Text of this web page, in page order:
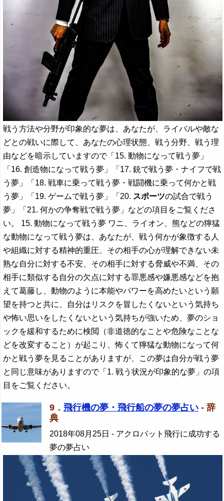
戦う方法や分野が印象的な夢は、あなたが、ライバルや敵な
どとの戦いに際して、あなたの心理状態、戦う分野、戦う理
由などを暗示していますので「15. 動物になって戦う夢」
「16. 創造物になって戦う夢」「17. 銃で戦う夢・ナイフで戦
う夢」「18. 戦車に乗って戦う夢・戦闘機に乗って何かと戦
う夢」「19. ゲームで戦う夢」「20. スポーツの試合で戦う
夢」「21. 何かの争奪戦で戦う夢」などの項目をご覧くださ
い。 15. 動物になって戦う夢 ワニ、ライオン、熊などの獰猛
な動物になって戦う夢は、あなたが、戦う何かが象徴する人
や組織に対する精神的重圧、その相手の心が理解できない未
熟な自分に対する不安、その相手に対する脅威や不満、その
相手に類似する自分の欠点に対する罪悪感や嫌悪感などを抱
えて葛藤し、動物のように本能やパワーを高めたいという願
望を持つと共に、自分はリスクを冒したくないという気持ち
や怖い思いをしたくないという気持ちが強いため、夢のショ
ックを緩和するために検閲（非道徳的なことや危険なことな
どを改変すること）が起こり、怖くて獰猛な動物になって何
かと戦う夢を見ることがありますが、この夢は自分が戦う夢
と同じ意味がありますので「1. 戦う状況が印象的な夢」の項
目をご覧ください。
9． 飛行機の夢・飛行船の夢の夢占い - 辞
典
2018年08月25日 - アクロバット飛行に成功する
夢の夢占い